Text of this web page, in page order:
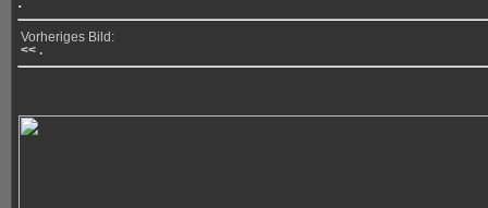
Vorheriges Bild:
<< .